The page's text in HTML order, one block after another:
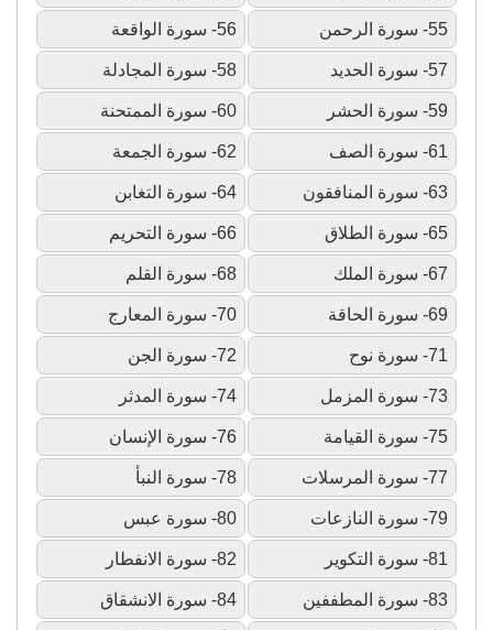
55- سورة الرحمن 56- سورة الواقعة
57- سورة الحديد 58- سورة المجادلة
59- سورة الحشر 60- سورة الممتحنة
61- سورة الصف 62- سورة الجمعة
63- سورة المنافقون 64- سورة التغابن
65- سورة الطلاق 66- سورة التحريم
67- سورة الملك 68- سورة القلم
69- سورة الحاقة 70- سورة المعارج
71- سورة نوح 72- سورة الجن
73- سورة المزمل 74- سورة المدثر
75- سورة القيامة 76- سورة الإنسان
77- سورة المرسلات 78- سورة النبأ
79- سورة النازعات 80- سورة عبس
81- سورة التكوير 82- سورة الانفطار
83- سورة المطففين 84- سورة الانشقاق